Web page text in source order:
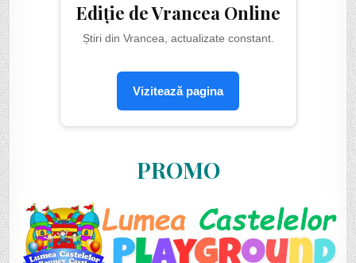
Ediție de Vrancea Online
Știri din Vrancea, actualizate constant.
Vizitează pagina
PROMO